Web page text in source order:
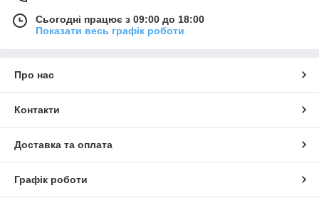
Сьогодні працює з 09:00 до 18:00
Показати весь графік роботи
Про нас
Контакти
Доставка та оплата
Графік роботи